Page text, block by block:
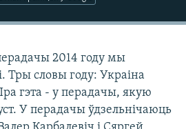
2014 году мы
Тры словы году: Украіна
гэта - у перадачы, якую
У перадачы ўдзельнічаюць